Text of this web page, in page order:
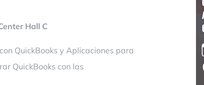
Hall C
QuickBooks y Aplicaciones para
QuickBooks con las